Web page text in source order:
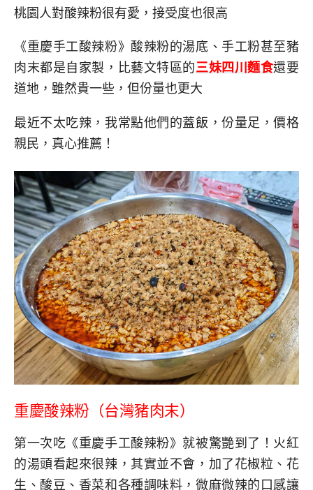
桃園人對酸辣粉很有愛，接受度也很高
《重慶手工酸辣粉》酸辣粉的湯底、手工粉甚至豬
肉末都是自家製，比藝文特區的三妹四川麵食還要
道地，雖然貴一些，但份量也更大
最近不太吃辣，我常點他們的蓋飯，份量足，價格
親民，真心推薦！
重慶酸辣粉（台灣豬肉末）
第一次吃《重慶手工酸辣粉》就被驚艷到了！火紅
的湯頭看起來很辣，其實並不會，加了花椒粒、花
生、酸豆、香菜和各種調味料，微麻微辣的口感讓